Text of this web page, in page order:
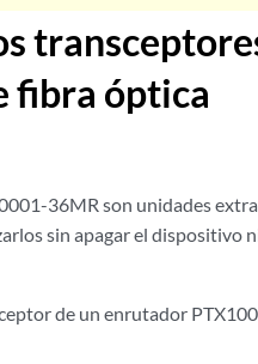
fibra óptica
36MR son unidades
sin apagar el dispositivo
de un enrutador